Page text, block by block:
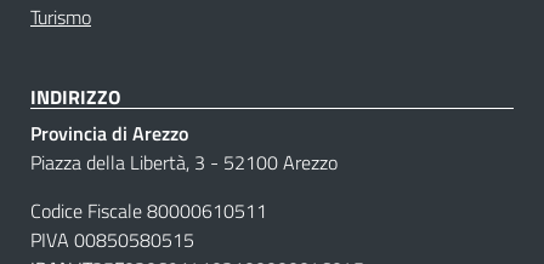
Turismo
INDIRIZZO
Provincia di Arezzo
Piazza della Libertà, 3 - 52100 Arezzo
Codice Fiscale 80000610511
PIVA 00850580515